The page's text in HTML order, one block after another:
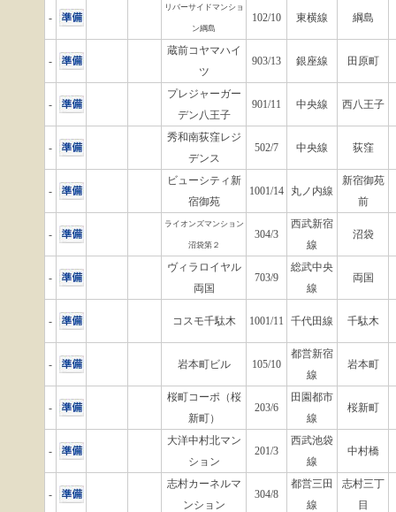
-
リバーサイドマンショ
ン綱島
102/10 東横線 綱島
-
蔵前コヤマハイ
ツ
903/13 銀座線 田原町
-
プレジャーガー
デン八王子
901/11 中央線 西八王子
-
秀和南荻窪レジ
デンス
502/7 中央線 荻窪
-
ビューシティ新
宿御苑
1001/14 丸ノ内線
新宿御苑
前
-
ライオンズマンション
沼袋第２
304/3
西武新宿
線
沼袋
-
ヴィラロイヤル
両国
703/9
総武中央
線
両国
- コスモ千駄木 1001/11 千代田線 千駄木
- 岩本町ビル 105/10
都営新宿
線
岩本町
-
桜町コーポ（桜
新町）
203/6
田園都市
線
桜新町
-
大洋中村北マン
ション
201/3
西武池袋
線
中村橋
-
志村カーネルマ
ンション
304/8
都営三田
線
志村三丁
目